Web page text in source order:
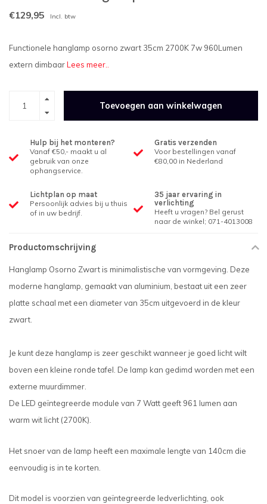
€129,95 Incl. btw
Functionele hanglamp osorno zwart 35cm 2700K 7w 960Lumen
extern dimbaarLees meer..
Toevoegen aan winkelwagen
Hulp bij het monteren?
Vanaf €50,- maakt u al
gebruik van onze
ophangservice.
Gratis verzenden
Voor bestellingen vanaf
€80,00 in Nederland
Lichtplan op maat
Persoonlijk advies bij u thuis
of in uw bedrijf.
35 jaar ervaring in
verlichting
Heeft u vragen? Bel gerust
naar de winkel; 071-4013008
Productomschrijving
Hanglamp Osorno Zwart is minimalistische van vormgeving. Deze
moderne hanglamp, gemaakt van aluminium, bestaat uit een zeer
platte schaal met een diameter van 35cm uitgevoerd in de kleur
zwart.
Je kunt deze hanglamp is zeer geschikt wanneer je goed licht wilt
boven een kleine ronde tafel. De lamp kan gedimd worden met een
externe muurdimmer.
De LED geïntegreerde module van 7 Watt geeft 961 lumen aan
warm wit licht (2700K).
Het snoer van de lamp heeft een maximale lengte van 140cm die
eenvoudig is in te korten.
Dit model is voorzien van geïntegreerde ledverlichting, ook